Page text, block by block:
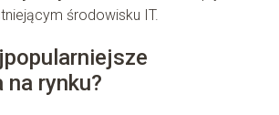
środowisku IT.
na rynku?